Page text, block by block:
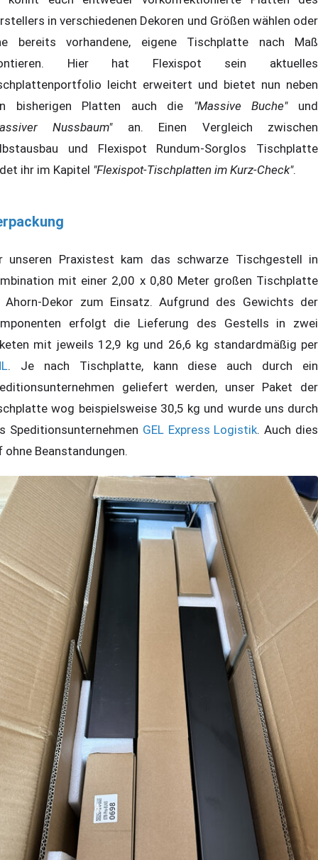
in verschiedenen Dekoren und Größen wählen oder
bereits vorhandene, eigene Tischplatte nach Maß
Hier hat Flexispot sein aktuelles
leicht erweitert und bietet nun neben
bisherigen Platten auch die "Massive Buche"und
Nussbaum"an. Einen Vergleich zwischen
und Flexispot Rundum-Sorglos Tischplatte
ihr im Kapitel "Flexispot-Tischplatten im Kurz-Check".
unseren Praxistest kam das schwarze Tischgestell in
mit einer 2,00 x 0,80 Meter großen Tischplatte
Ahorn-Dekor zum Einsatz. Aufgrund des Gewichts der
erfolgt die Lieferung des Gestells in zwei
mit jeweils 12,9 kg und 26,6 kg standardmäßig per
. Je nach Tischplatte, kann diese auch durch ein
geliefert werden, unser Paket der
wog beispielsweise 30,5 kg und wurde uns durch
Speditionsunternehmen GEL Express Logistik. Auch dies
ohne Beanstandungen.